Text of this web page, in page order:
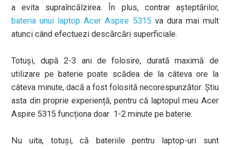
a evita supraîncălzirea. În plus, contrar așteptărilor,
bateria unui laptop Acer Aspire 5315va dura mai mult
atunci când efectuezi descărcări superficiale.
Totuși, după 2-3 ani de folosire, durată maximă de
utilizare pe baterie poate scădea de la câteva ore la
câteva minute, dacă a fost folosită necorespunzător. Știu
asta din proprie experiență, pentru că laptopul meu Acer
Aspire 5315 funcționa doar 1-2 minute pe baterie.
Nu uita, totuși, că bateriile pentru laptop-uri sunt